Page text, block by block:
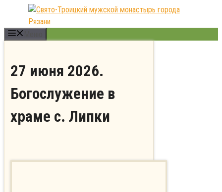
Перейти
содержимому
27 июня 2026.
Богослужение в
храме с. Липки